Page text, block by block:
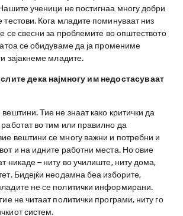
ученици не постигнаа многу добри
тестови. Кога младите поминуваат низ
се свесни за проблемите во општеството
се обидуваме да ја промениме
зајакнеме младите.
дека најмногу им недостасуваат
Тие не знаат како критички да
во тим или правилно да
вештини се многу важни и потребни и
и на идните работни места. Но овие
никаде – ниту во училиште, ниту дома,
Бидејќи неодамна беа изборите,
не се политички информирани.
не читаат политички програми, ниту го
систем.